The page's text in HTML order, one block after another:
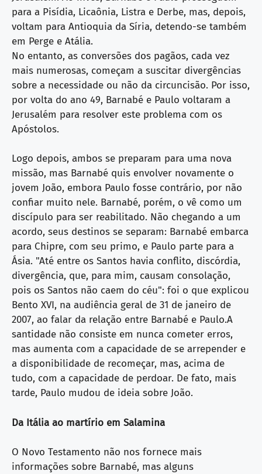
para a Pisídia, Licaônia, Listra e Derbe, mas, depois,
voltam para Antioquia da Síria, detendo-se também
em Perge e Atália.
No entanto, as conversões dos pagãos, cada vez
mais numerosas, começam a suscitar divergências
sobre a necessidade ou não da circuncisão. Por isso,
por volta do ano 49, Barnabé e Paulo voltaram a
Jerusalém para resolver este problema com os
Apóstolos.
Logo depois, ambos se preparam para uma nova
missão, mas Barnabé quis envolver novamente o
jovem João, embora Paulo fosse contrário, por não
confiar muito nele. Barnabé, porém, o vê como um
discípulo para ser reabilitado. Não chegando a um
acordo, seus destinos se separam: Barnabé embarca
para Chipre, com seu primo, e Paulo parte para a
Ásia. "Até entre os Santos havia conflito, discórdia,
divergência, que, para mim, causam consolação,
pois os Santos não caem do céu": foi o que explicou
Bento XVI, na audiência geral de 31 de janeiro de
2007, ao falar da relação entre Barnabé e Paulo.A
santidade não consiste em nunca cometer erros,
mas aumenta com a capacidade de se arrepender e
a disponibilidade de recomeçar, mas, acima de
tudo, com a capacidade de perdoar. De fato, mais
tarde, Paulo mudou de ideia sobre João.
Da Itália ao martírio em Salamina
O Novo Testamento não nos fornece mais
informações sobre Barnabé, mas alguns